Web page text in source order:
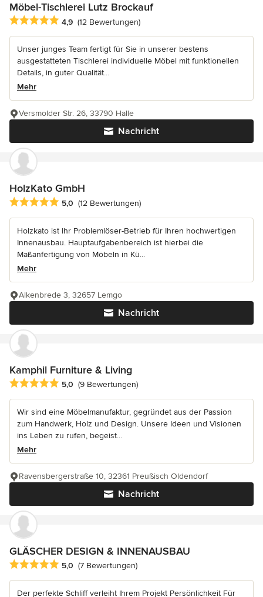
Möbel-Tischlerei Lutz Brockauf
Durchschnittliche Bewertung: 4.9 von 5 Sternen
4,9 (12 Bewertungen)
Unser junges Team fertigt für Sie in unserer bestens
ausgestatteten Tischlerei individuelle Möbel mit funktionellen
Details, in guter Qualität...
Mehr
Nachricht
Versmolder Str. 26, 33790 Halle
HolzKato GmbH
Durchschnittliche Bewertung: 5 von 5 Sternen
5,0 (12 Bewertungen)
Holzkato ist Ihr Problemlöser-Betrieb für Ihren hochwertigen
Innenausbau. Hauptaufgabenbereich ist hierbei die
Maßanfertigung von Möbeln in Kü...
Mehr
Nachricht
Alkenbrede 3, 32657 Lemgo
Kamphil Furniture & Living
Durchschnittliche Bewertung: 5 von 5 Sternen
5,0 (9 Bewertungen)
Wir sind eine Möbelmanufaktur, gegründet aus der Passion
zum Handwerk, Holz und Design. Unsere Ideen und Visionen
ins Leben zu rufen, begeist...
Mehr
Nachricht
Ravensbergerstraße 10, 32361 Preußisch Oldendorf
GLÄSCHER DESIGN & INNENAUSBAU
Durchschnittliche Bewertung: 5 von 5 Sternen
5,0 (7 Bewertungen)
Der perfekte Schliff verleiht Ihrem Projekt Persönlichkeit Für